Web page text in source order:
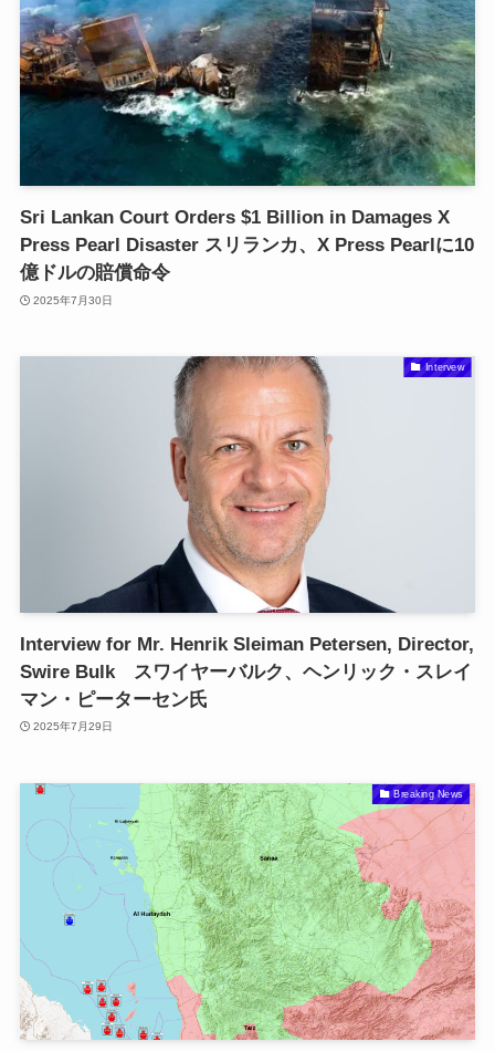
Sri Lankan Court Orders $1 Billion in Damages X
Press Pearl Disaster スリランカ、X Press Pearlに10
億ドルの賠償命令
2025年7月30日
Intervew
Interview for Mr. Henrik Sleiman Petersen, Director,
Swire Bulk スワイヤーバルク、ヘンリック・スレイ
マン・ピーターセン氏
2025年7月29日
Breaking News